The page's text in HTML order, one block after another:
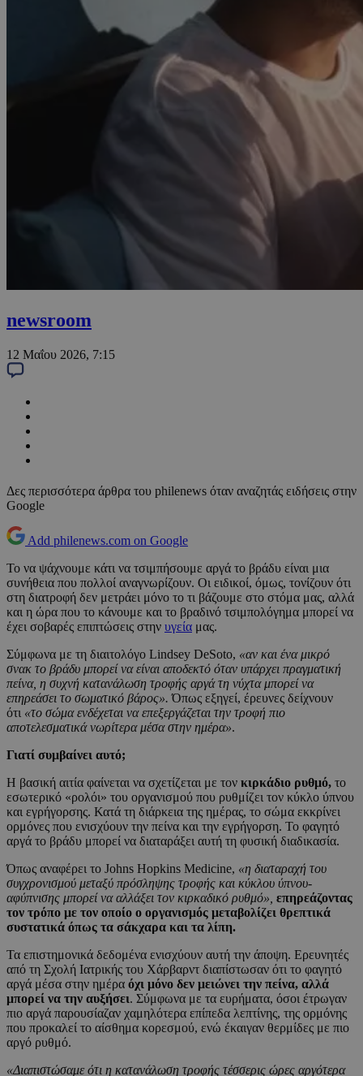
newsroom
12 Μαΐου 2026, 7:15
Δες περισσότερα άρθρα του philenews όταν αναζητάς ειδήσεις στην
Google
Add philenews.com on Google
Το να ψάχνουμε κάτι να τσιμπήσουμε αργά το βράδυ είναι μια
συνήθεια που πολλοί αναγνωρίζουν. Οι ειδικοί, όμως, τονίζουν ότι
στη διατροφή δεν μετράει μόνο το τι βάζουμε στο στόμα μας, αλλά
και η ώρα που το κάνουμε και το βραδινό τσιμπολόγημα μπορεί να
έχει σοβαρές επιπτώσεις στην υγεία μας.
Σύμφωνα με τη διαιτολόγο Lindsey DeSoto, «αν και ένα μικρό
σνακ το βράδυ μπορεί να είναι αποδεκτό όταν υπάρχει πραγματική
πείνα, η συχνή κατανάλωση τροφής αργά τη νύχτα μπορεί να
επηρεάσει το σωματικό βάρος». Όπως εξηγεί, έρευνες δείχνουν
ότι «το σώμα ενδέχεται να επεξεργάζεται την τροφή πιο
αποτελεσματικά νωρίτερα μέσα στην ημέρα».
Γιατί συμβαίνει αυτό;
Η βασική αιτία φαίνεται να σχετίζεται με τον κιρκάδιο ρυθμό, το
εσωτερικό «ρολόι» του οργανισμού που ρυθμίζει τον κύκλο ύπνου
και εγρήγορσης. Κατά τη διάρκεια της ημέρας, το σώμα εκκρίνει
ορμόνες που ενισχύουν την πείνα και την εγρήγορση. Το φαγητό
αργά το βράδυ μπορεί να διαταράξει αυτή τη φυσική διαδικασία.
Όπως αναφέρει το Johns Hopkins Medicine, «η διαταραχή του
συγχρονισμού μεταξύ πρόσληψης τροφής και κύκλου ύπνου-
αφύπνισης μπορεί να αλλάξει τον κιρκαδικό ρυθμό», επηρεάζοντας
τον τρόπο με τον οποίο ο οργανισμός μεταβολίζει θρεπτικά
συστατικά όπως τα σάκχαρα και τα λίπη.
Τα επιστημονικά δεδομένα ενισχύουν αυτή την άποψη. Ερευνητές
από τη Σχολή Ιατρικής του Χάρβαρντ διαπίστωσαν ότι το φαγητό
αργά μέσα στην ημέρα όχι μόνο δεν μειώνει την πείνα, αλλά
μπορεί να την αυξήσει. Σύμφωνα με τα ευρήματα, όσοι έτρωγαν
πιο αργά παρουσίαζαν χαμηλότερα επίπεδα λεπτίνης, της ορμόνης
που προκαλεί το αίσθημα κορεσμού, ενώ έκαιγαν θερμίδες με πιο
αργό ρυθμό.
«Διαπιστώσαμε ότι η κατανάλωση τροφής τέσσερις ώρες αργότερα